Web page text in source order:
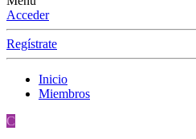
Acceder
Regístrate
Inicio
Miembros
C